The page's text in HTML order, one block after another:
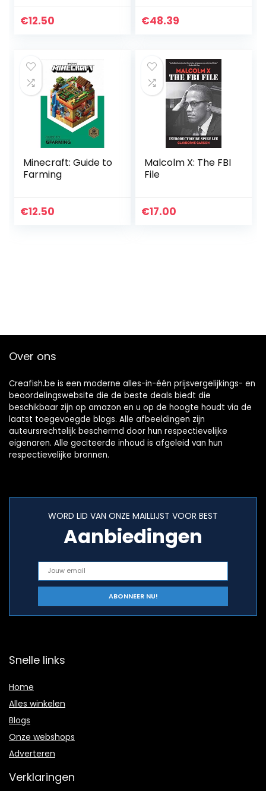
€12.50 €48.39
Minecraft: Guide to
Farming
€12.50
Malcolm X: The FBI
File
€17.00
Over ons
Creafish.be is een moderne alles-in-één prijsvergelijkings- en
beoordelingswebsite die de beste deals biedt die
beschikbaar zijn op amazon en u op de hoogte houdt via de
laatst toegevoegde blogs. Alle afbeeldingen zijn
auteursrechtelijk beschermd door hun respectievelijke
eigenaren. Alle geciteerde inhoud is afgeleid van hun
respectievelijke bronnen.
WORD LID VAN ONZE MAILLIJST VOOR BEST
Aanbiedingen
Snelle links
Home
Alles winkelen
Blogs
Onze webshops
Adverteren
Verklaringen